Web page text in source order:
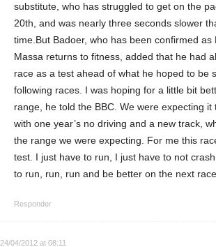
substitute, who has struggled to get on the
20th, and was nearly three seconds slower
time.But Badoer, who has been confirmed as
Massa returns to fitness, added that he had
race as a test ahead of what he hoped to be
following races. I was hoping for a little bit
range, he told the BBC. We were expecting
with one year’s no driving and a new track,
the range we were expecting. For me this
test. I just have to run, I just have to not
to run, run, run and be better on the next race.
Responder
24/04/2012 at 08:11